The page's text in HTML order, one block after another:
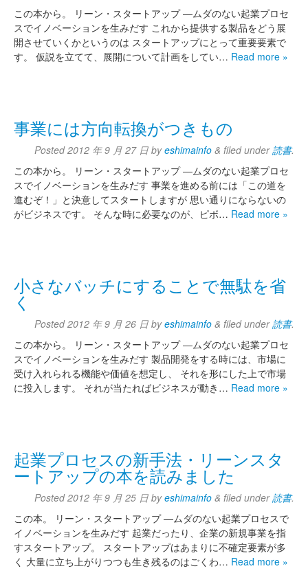
この本から。 リーン・スタートアップ ―ムダのない起業プロセ
スでイノベーションを生みだす これから提供する製品をどう展
開させていくかというのは スタートアップにとって重要要素で
す。 仮説を立てて、展開について計画をしてい… Read more »
事業には方向転換がつきもの
Posted2012 年 9 月 27 日 byeshimainfo & filed under読書.
この本から。 リーン・スタートアップ ―ムダのない起業プロセ
スでイノベーションを生みだす 事業を進める前には「この道を
進むぞ！」と決意してスタートしますが 思い通りにならないの
がビジネスです。 そんな時に必要なのが、ピボ… Read more »
小さなバッチにすることで無駄を省
く
Posted2012 年 9 月 26 日 byeshimainfo & filed under読書.
この本から。 リーン・スタートアップ ―ムダのない起業プロセ
スでイノベーションを生みだす 製品開発をする時には、市場に
受け入れられる機能や価値を想定し、 それを形にした上で市場
に投入します。 それが当たればビジネスが動き… Read more »
起業プロセスの新手法・リーンスタ
ートアップの本を読みました
Posted2012 年 9 月 25 日 byeshimainfo & filed under読書.
この本。 リーン・スタートアップ ―ムダのない起業プロセスで
イノベーションを生みだす 起業だったり、企業の新規事業を指
すスタートアップ。 スタートアップはあまりに不確定要素が多
く 大量に立ち上がりつつも生き残るのはごくわ… Read more »